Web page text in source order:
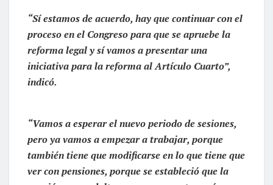
“Sí estamos de acuerdo, hay que continuar con el
proceso en el Congreso para que se apruebe la
reforma legal y sí vamos a presentar una
iniciativa para la reforma al Artículo Cuarto”,
indicó.
“Vamos a esperar el nuevo periodo de sesiones,
pero ya vamos a empezar a trabajar, porque
también tiene que modificarse en lo que tiene que
ver con pensiones, porque se estableció que la